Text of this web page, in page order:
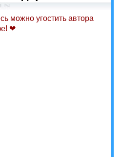
можно угостить автора
❤